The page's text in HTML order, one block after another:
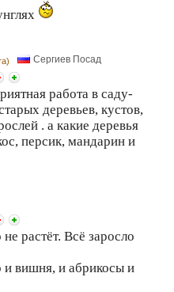
Сергиев Посад
работа в саду-
деревьев, кустов,
. а какие деревья
персик, мандарин и
растёт. Всё заросло
и вишня, и абрикосы и